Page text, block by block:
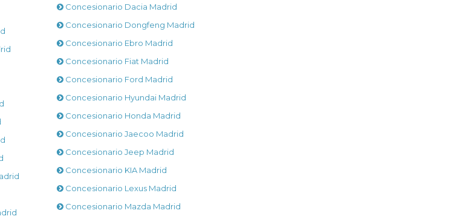
Concesionario Dacia Madrid
Concesionario Dongfeng Madrid
Concesionario Ebro Madrid
Concesionario Fiat Madrid
Concesionario Ford Madrid
Concesionario Hyundai Madrid
Concesionario Honda Madrid
Concesionario Jaecoo Madrid
Concesionario Jeep Madrid
Concesionario KIA Madrid
Concesionario Lexus Madrid
Concesionario Mazda Madrid